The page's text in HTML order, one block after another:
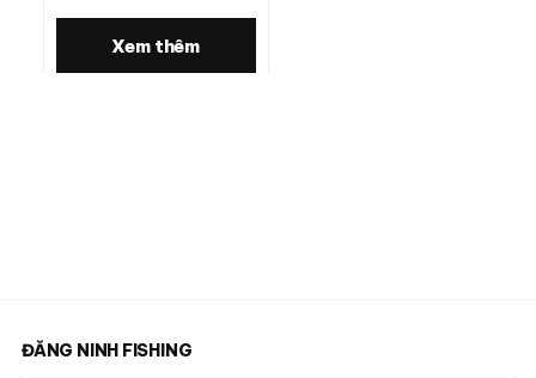
Xem thêm
ĐĂNG NINH FISHING